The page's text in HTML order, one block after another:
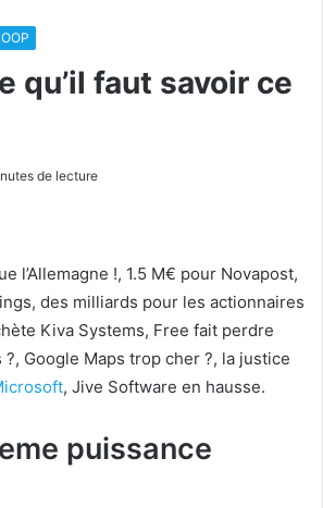
qu’il faut savoir ce
de lecture
l’Allemagne !, 1.5 M€ pour Novapost,
des milliards pour les actionnaires
Kiva Systems, Free fait perdre
?, Google Maps trop cher ?, la justice
, Jive Software en hausse.
puissance